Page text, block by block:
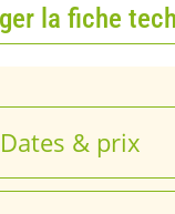
la fiche
Dates & prix